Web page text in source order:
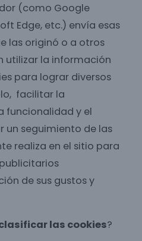
(como Google
Edge, etc.) envía esas
las originó o a otros
utilizar la información
para lograr diversos
facilitar la
funcionalidad y el
un seguimiento de las
realiza en el sitio para
de sus gustos y
las cookies?